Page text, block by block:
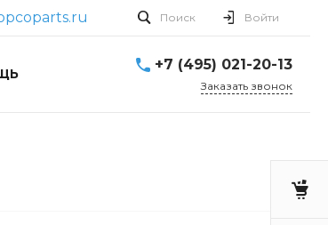
Поиск Войти
+7 (495) 021-20-13
Заказать звонок